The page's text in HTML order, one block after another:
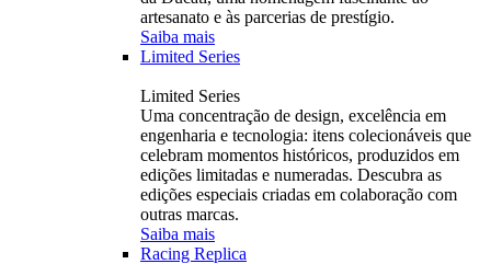
artesanato e às parcerias de prestígio.
Saiba mais
Limited Series
Limited Series
Uma concentração de design, excelência em
engenharia e tecnologia: itens colecionáveis ​​que
celebram momentos históricos, produzidos em
edições limitadas e numeradas. Descubra as
edições especiais criadas em colaboração com
outras marcas.
Saiba mais
Racing Replica